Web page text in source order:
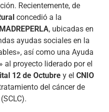
Recientemente, de
concedió a la
MADREPERLA, ubicadas en
ayudas sociales en la
así como una Ayuda
al proyecto liderado por el
12 de Octubrey el CNIO
del cáncer de